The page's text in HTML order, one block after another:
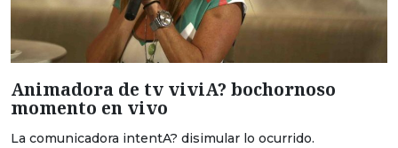
Animadora de tv viviA? bochornoso
momento en vivo
La comunicadora intentA? disimular lo ocurrido.